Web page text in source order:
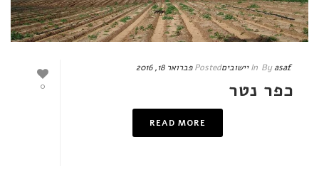
0
Byasaf
In יישוביםPosted פברואר 18, 2016
כפר נטר
READ MORE